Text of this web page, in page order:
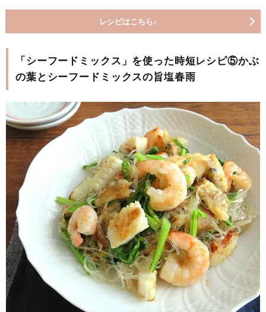
レシピはこちら♪
「シーフードミックス」を使った時短レシピ⑤かぶ
の葉とシーフードミックスの旨塩春雨